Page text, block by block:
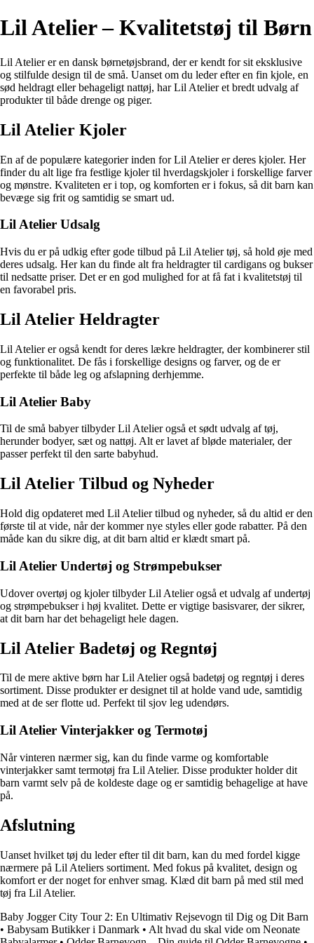
Lil Atelier – Kvalitetstøj til Børn
Lil Atelier er en dansk børnetøjsbrand, der er kendt for sit eksklusive
og stilfulde design til de små. Uanset om du leder efter en fin kjole, en
sød heldragt eller behageligt nattøj, har Lil Atelier et bredt udvalg af
produkter til både drenge og piger.
Lil Atelier Kjoler
En af de populære kategorier inden for Lil Atelier er deres kjoler. Her
finder du alt lige fra festlige kjoler til hverdagskjoler i forskellige farver
og mønstre. Kvaliteten er i top, og komforten er i fokus, så dit barn kan
bevæge sig frit og samtidig se smart ud.
Lil Atelier Udsalg
Hvis du er på udkig efter gode tilbud på Lil Atelier tøj, så hold øje med
deres udsalg. Her kan du finde alt fra heldragter til cardigans og bukser
til nedsatte priser. Det er en god mulighed for at få fat i kvalitetstøj til
en favorabel pris.
Lil Atelier Heldragter
Lil Atelier er også kendt for deres lækre heldragter, der kombinerer stil
og funktionalitet. De fås i forskellige designs og farver, og de er
perfekte til både leg og afslapning derhjemme.
Lil Atelier Baby
Til de små babyer tilbyder Lil Atelier også et sødt udvalg af tøj,
herunder bodyer, sæt og nattøj. Alt er lavet af bløde materialer, der
passer perfekt til den sarte babyhud.
Lil Atelier Tilbud og Nyheder
Hold dig opdateret med Lil Atelier tilbud og nyheder, så du altid er den
første til at vide, når der kommer nye styles eller gode rabatter. På den
måde kan du sikre dig, at dit barn altid er klædt smart på.
Lil Atelier Undertøj og Strømpebukser
Udover overtøj og kjoler tilbyder Lil Atelier også et udvalg af undertøj
og strømpebukser i høj kvalitet. Dette er vigtige basisvarer, der sikrer,
at dit barn har det behageligt hele dagen.
Lil Atelier Badetøj og Regntøj
Til de mere aktive børn har Lil Atelier også badetøj og regntøj i deres
sortiment. Disse produkter er designet til at holde vand ude, samtidig
med at de ser flotte ud. Perfekt til sjov leg udendørs.
Lil Atelier Vinterjakker og Termotøj
Når vinteren nærmer sig, kan du finde varme og komfortable
vinterjakker samt termotøj fra Lil Atelier. Disse produkter holder dit
barn varmt selv på de koldeste dage og er samtidig behagelige at have
på.
Afslutning
Uanset hvilket tøj du leder efter til dit barn, kan du med fordel kigge
nærmere på Lil Ateliers sortiment. Med fokus på kvalitet, design og
komfort er der noget for enhver smag. Klæd dit barn på med stil med
tøj fra Lil Atelier.
Baby Jogger City Tour 2: En Ultimativ Rejsevogn til Dig og Dit Barn
• Babysam Butikker i Danmark • Alt hvad du skal vide om Neonate